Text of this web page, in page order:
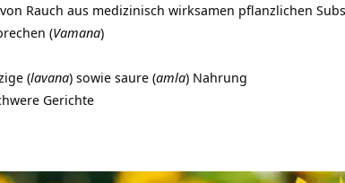
Rauch aus medizinisch wirksamen pflanzlichen
(Vamana)
(lavana) sowie saure (amla) Nahrung
Gerichte